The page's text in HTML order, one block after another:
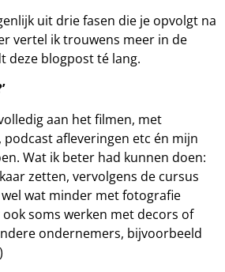
uit drie fasen die je opvolgt na
vertel ik trouwens meer in de
deze blogpost té lang.
aan het filmen, met
afleveringen etc én mijn
Wat ik beter had kunnen doen:
zetten, vervolgens de cursus
wat minder met fotografie
ook soms werken met decors of
ondernemers, bijvoorbeeld